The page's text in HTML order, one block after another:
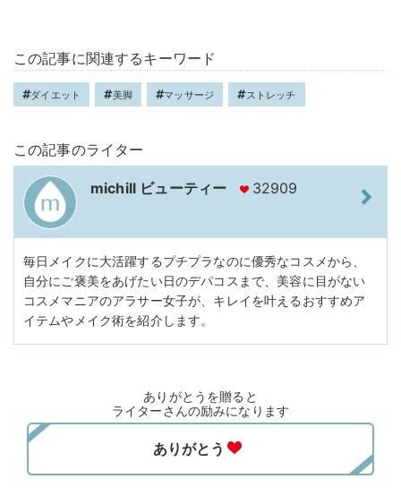
この記事に関連するキーワード
ダイエット 美脚 マッサージ ストレッチ
この記事のライター
michill ビューティー 32909
毎日メイクに大活躍するプチプラなのに優秀なコスメから、
自分にご褒美をあげたい日のデパコスまで、美容に目がない
コスメマニアのアラサー女子が、キレイを叶えるおすすめア
イテムやメイク術を紹介します。
ありがとうを贈ると
ライターさんの励みになります